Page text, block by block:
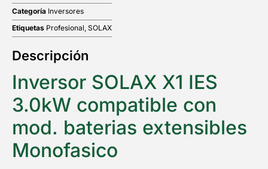
Categoría Inversores
Etiquetas Profesional, SOLAX
Descripción
Inversor SOLAX X1 IES
3.0kW compatible con
mod. baterias extensibles
Monofasico